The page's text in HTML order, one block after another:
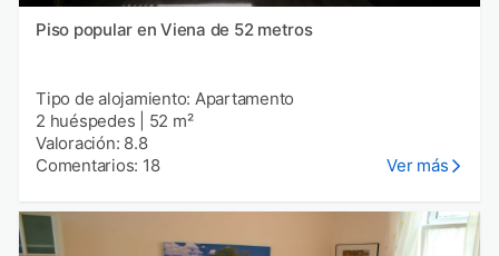
Piso popular en Viena de 52 metros
Tipo de alojamiento: Apartamento
2 huéspedes
52 m²
Valoración: 8.8
Comentarios: 18
Ver más